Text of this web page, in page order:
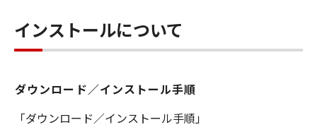
インストールについて
ダウンロード／インストール手順
「ダウンロード／インストール手順」